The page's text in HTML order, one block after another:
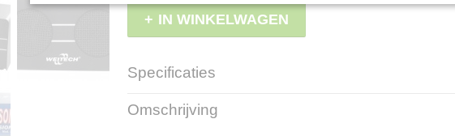
IN WINKELWAGEN
Specificaties
Productcode
EAN code
Omschrijving